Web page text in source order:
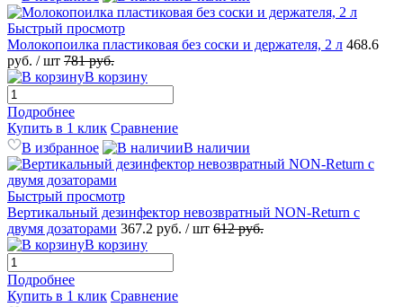
Быстрый просмотр
Молокопоилка пластиковая без соски и держателя, 2 л 468.6
руб. / шт 781руб.
В корзину
Подробнее
Купить в 1 клик Сравнение
В избранное
В наличии
Быстрый просмотр
Вертикальный дезинфектор невозвратный NON-Return с
двумя дозаторами 367.2 руб. / шт 612руб.
В корзину
Подробнее
Купить в 1 клик Сравнение